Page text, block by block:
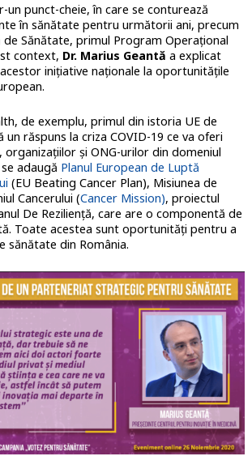
un punct-cheie, în care se conturează
în sănătate pentru următorii ani, precum
Sănătate, primul Program Operațional
context, Dr. Marius Geantă a explicat
inițiative naționale la oportunitățile
de exemplu, primul din istoria UE de
răspuns la criza COVID-19 ce va oferi
și ONG-urilor din domeniul
adaugă Planul European de Luptă
(EU Beating Cancer Plan), Misiunea de
Cancerului (Cancer Mission), proiectul
De Reziliență, care are o componentă de
Toate acestea sunt oportunități pentru a
sănătate din România.